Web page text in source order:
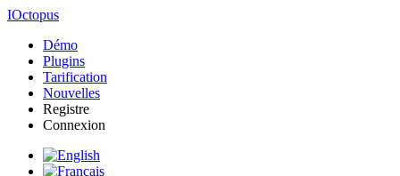
IOctopus
Démo
Plugins
Tarification
Nouvelles
Registre
Connexion